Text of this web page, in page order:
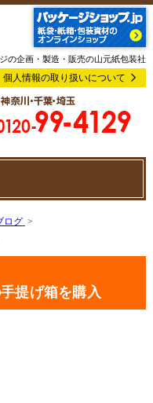
企画・製造・販売の山元紙包装社
個人情報の取り扱いについて
ログ
提げ箱を購入